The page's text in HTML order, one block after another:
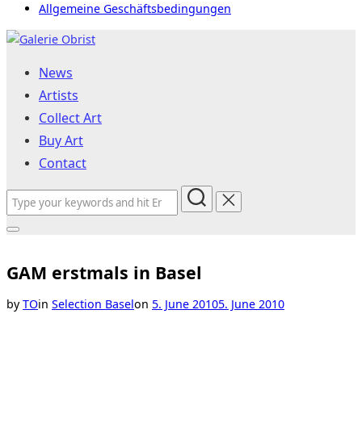
Allgemeine Geschäftsbedingungen
Skip
contentNews
Artists
Collect Art
Buy Art
Contact
Search
for:
Toggle
&
navigation
GAM erstmals in Basel
byTOin Selection Baselon Posted
5. June 20105. June 2010